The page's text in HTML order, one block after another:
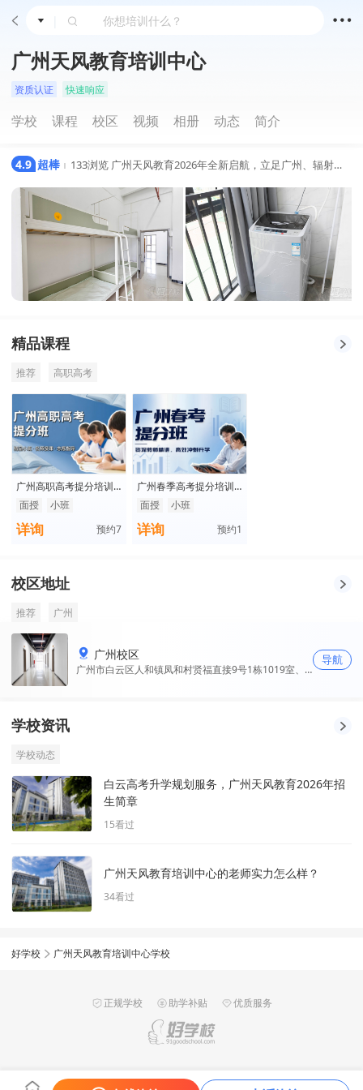
广州天风教育培训中心
资质认证 快速响应
学校 课程 校区 视频 相册 动态 简介
4.9 超棒 | 133浏览 广州天风教育2026年全新启航，立足广州、辐射整个粤港澳大湾区。团队拥有16年一线教学积淀，师资长期进驻各大院校开展常态化教学，深度吃透本地升学政策、职场需求与学员学习特点，搭建起成熟完善的教学与管理体系。
精品课程
推荐 高职高考
广州高职高考提分培训
班
面授 小班
详询 预约7
广州春季高考提分培训
班
面授 小班
详询 预约1
校区地址
推荐 广州
广州校区
广州市白云区人和镇凤和村贤福直接9号1栋1019室、
导航
学校资讯
学校动态
白云高考升学规划服务，广州天风教育2026年招
生简章
15看过
广州天风教育培训中心的老师实力怎么样？
34看过
好学校 广州天风教育培训中心学校
正规学校 助学补贴 优质服务